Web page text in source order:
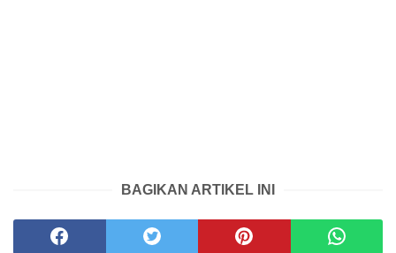
BAGIKAN ARTIKEL INI